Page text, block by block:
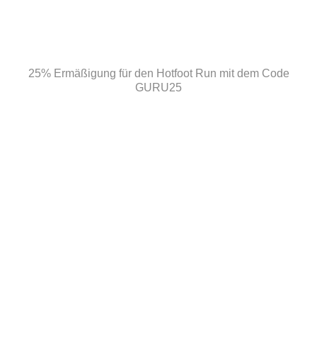
25% Ermäßigung für den Hotfoot Run mit dem Code
GURU25